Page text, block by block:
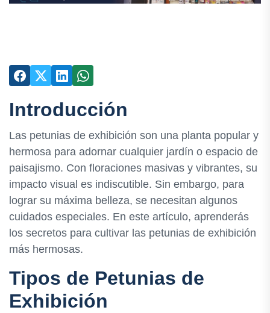
Introducción
Las petunias de exhibición son una planta popular y
hermosa para adornar cualquier jardín o espacio de
paisajismo. Con floraciones masivas y vibrantes, su
impacto visual es indiscutible. Sin embargo, para
lograr su máxima belleza, se necesitan algunos
cuidados especiales. En este artículo, aprenderás
los secretos para cultivar las petunias de exhibición
más hermosas.
Tipos de Petunias de
Exhibición